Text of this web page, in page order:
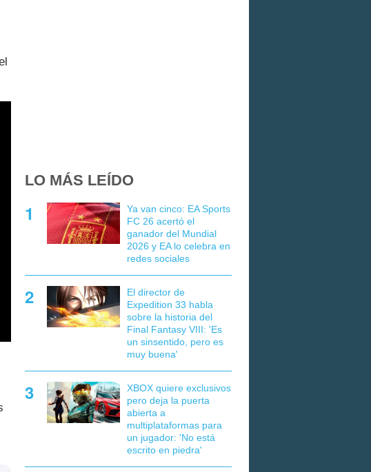
LO MÁS LEÍDO
Ya van cinco: EA Sports
FC 26 acertó el
ganador del Mundial
2026 y EA lo celebra en
redes sociales
El director de
Expedition 33 habla
sobre la historia del
Final Fantasy VIII: 'Es
un sinsentido, pero es
muy buena'
XBOX quiere exclusivos
pero deja la puerta
abierta a
multiplataformas para
un jugador: 'No está
escrito en piedra'